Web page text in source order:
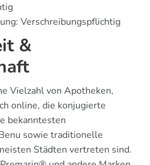
Verschreibungspflichtig
&
Vielzahl von Apotheken,
online, die konjugierte
bekanntesten
sowie traditionelle
Städten vertreten sind.